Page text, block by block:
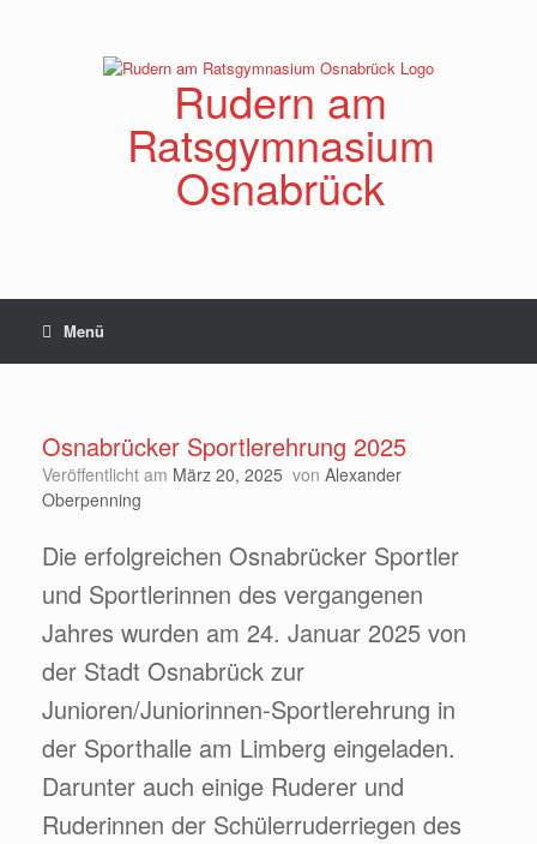
Rudern am
Ratsgymnasium
Osnabrück
Menü
Osnabrücker Sportlerehrung 2025
Veröffentlicht am März 20, 2025 von Alexander
Oberpenning
Die erfolgreichen Osnabrücker Sportler
und Sportlerinnen des vergangenen
Jahres wurden am 24. Januar 2025 von
der Stadt Osnabrück zur
Junioren/Juniorinnen-Sportlerehrung in
der Sporthalle am Limberg eingeladen.
Darunter auch einige Ruderer und
Ruderinnen der Schülerruderriegen des